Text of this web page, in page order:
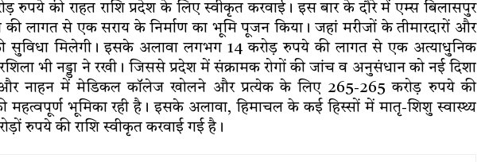
रुपये की राहत राशि प्रदेश के लिए स्वीकृत करवाई। इस बार के दौरे में एम्स बिलासपुर
लागत से एक सराय के निर्माण का भूमि पूजन किया। जहां मरीजों के तीमारदारों और
सुविधा मिलेगी। इसके अलावा लगभग 14 करोड़ रुपये की लागत से एक अत्याधुनिक
भी नड्डा ने रखी। जिससे प्रदेश में संक्रामक रोगों की जांच व अनुसंधान को नई दिशा
और नाहन में मेडिकल कॉलेज खोलने और प्रत्येक के लिए 265-265 करोड़ रुपये की
महत्वपूर्ण भूमिका रही है। इसके अलावा, हिमाचल के कई हिस्सों में मातृ-शिशु स्वास्थ्य
रुपये की राशि स्वीकृत करवाई गई है।